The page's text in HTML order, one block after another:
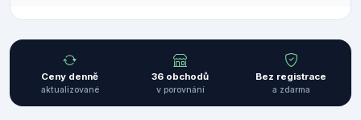
Ceny denně
aktualizované
36 obchodů
v porovnání
Bez registrace
a zdarma